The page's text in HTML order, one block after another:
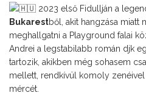
2023 első Fidullján a
Bukarestből, akit hangzása miatt
meghallgatni a Playground falai
Andrei a legstabilabb román djk
tartozik, akikben még sohasem
mellett, rendkívül komoly zenéivel
mércét.